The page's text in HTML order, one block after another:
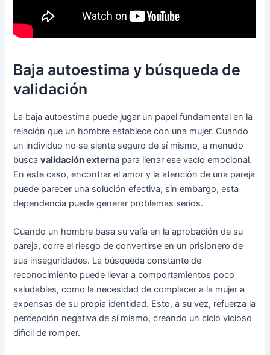
Baja autoestima y búsqueda de
validación
La baja autoestima puede jugar un papel fundamental en la
relación que un hombre establece con una mujer. Cuando
un individuo no se siente seguro de sí mismo, a menudo
buscavalidación externa para llenar ese vacío emocional.
En este caso, encontrar el amor y la atención de una pareja
puede parecer una solución efectiva; sin embargo, esta
dependencia puede generar problemas serios.
Cuando un hombre basa su valía en la aprobación de su
pareja, corre el riesgo de convertirse en un prisionero de
sus inseguridades. La búsqueda constante de
reconocimiento puede llevar a comportamientos poco
saludables, como la necesidad de complacer a la mujer a
expensas de su propia identidad. Esto, a su vez, refuerza la
percepción negativa de sí mismo, creando un ciclo vicioso
difícil de romper.